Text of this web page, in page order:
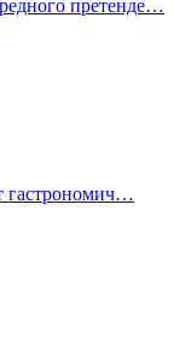
претенде…
гастрономич…